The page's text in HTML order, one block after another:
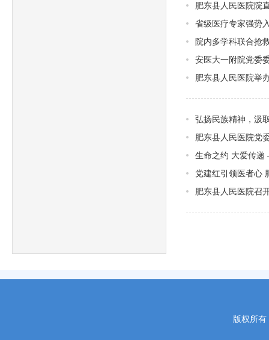
肥东县人民医院院
省级医疗专家强势
院内多学科联合抢
安医大一附院党委
肥东县人民医院举
弘扬民族精神，汲
肥东县人民医院党
生命之约 大爱传
党建红引领医者心
肥东县人民医院召
版权所